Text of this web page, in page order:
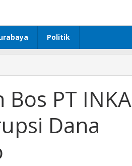
Politik
PT INKA
Dana